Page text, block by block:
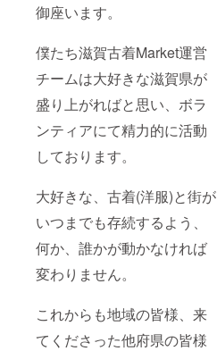
御座います。
僕たち滋賀古着Market運営
チームは大好きな滋賀県が
盛り上がればと思い、ボラ
ンティアにて精力的に活動
しております。
大好きな、古着(洋服)と街が
いつまでも存続するよう、
何か、誰かが動かなければ
変わりません。
これからも地域の皆様、来
てくださった他府県の皆様